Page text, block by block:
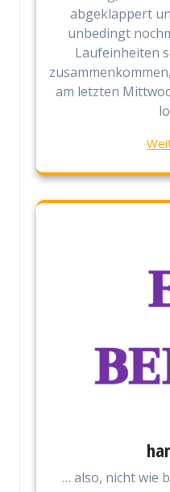
abgeklappert
unbedingt
Laufeinheiten
am letzten
… also, nicht wie